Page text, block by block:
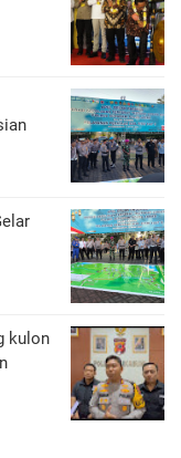
kulon